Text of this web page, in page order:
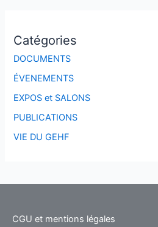
Catégories
DOCUMENTS
ÉVENEMENTS
EXPOS et SALONS
PUBLICATIONS
VIE DU GEHF
CGU et mentions légales